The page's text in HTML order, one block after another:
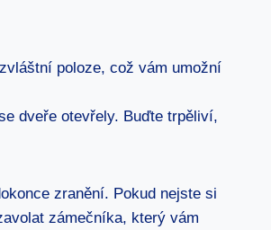
poloze, což vám umožní
dveře otevřely. Buďte trpěliví,
zranění. Pokud nejste si
zámečníka, který vám